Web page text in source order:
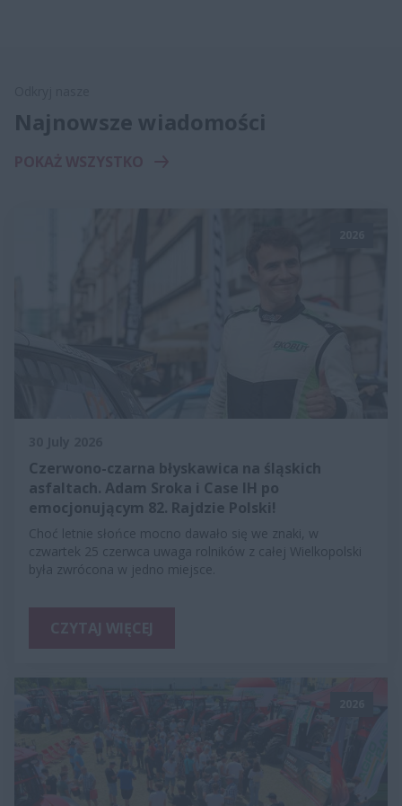
Najnowsze wiadomości
Czerwono-czarna błyskawica na śląskich
asfaltach. Adam Sroka i Case IH po
emocjonującym 82. Rajdzie Polski!
Choć letnie słońce mocno dawało się we znaki, w
czwartek 25 czerwca uwaga rolników z całej Wielkopolski
była zwrócona w jedno miejsce.